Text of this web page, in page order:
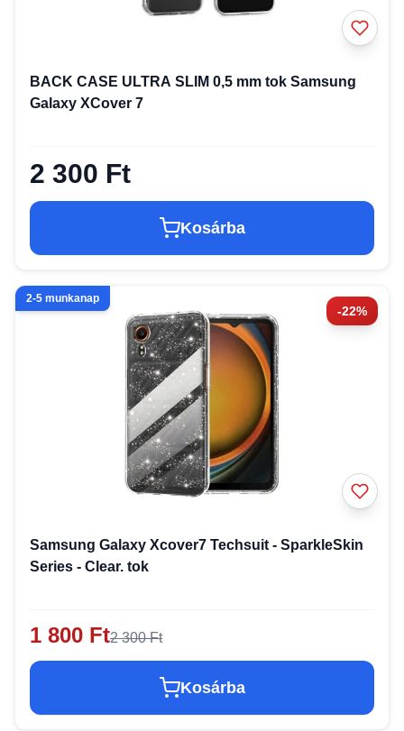
BACK CASE ULTRA SLIM 0,5 mm tok Samsung
Galaxy XCover 7
2 300 Ft
Kosárba
-22%
2-5 munkanap
Samsung Galaxy Xcover7 Techsuit - SparkleSkin
Series - Clear. tok
1 800 Ft2 300 Ft
Kosárba